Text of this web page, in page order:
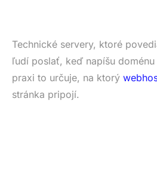
Technické servery, ktoré
ľudí poslať, keď napíšu
praxi to určuje, na ktorý
stránka pripojí.